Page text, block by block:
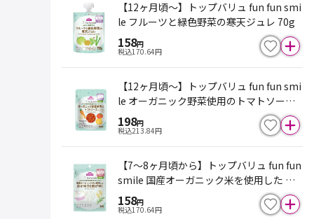
【12ヶ月頃～】トップバリュ fun fun smi
le フルーツと緑色野菜の寒天ジュレ 70g
158円
税込170.64円
【12ヶ月頃～】トップバリュ fun fun smi
le オーガニック野菜使用のトマトソース 1
00g
198円
税込213.84円
【7～8ヶ月頃から】トップバリュ fun fun
smile 国産オーガニック米を使用した お
かゆ 10倍がゆ 80g
158円
税込170.64円